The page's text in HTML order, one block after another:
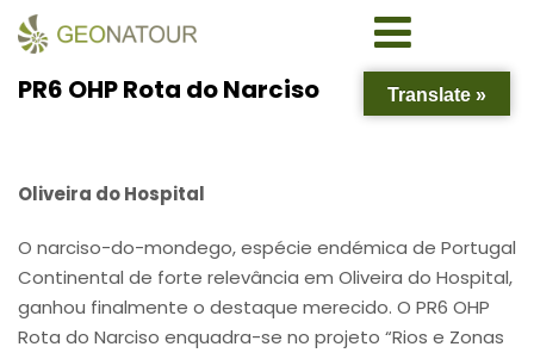
PR6 OHP Rota do Narciso
Oliveira do Hospital
O narciso-do-mondego, espécie endémica de Portugal
Continental de forte relevância em Oliveira do Hospital,
ganhou finalmente o destaque merecido. O PR6 OHP
Rota do Narciso enquadra-se no projeto “Rios e Zonas
Translate »